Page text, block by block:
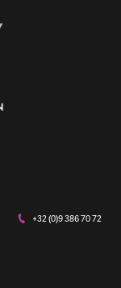
+32 (0)9 386 70 72